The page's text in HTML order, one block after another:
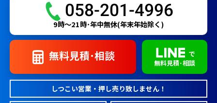
058-201-4996
9時〜21時･年中無休(年末年始除く)
無料見積･相談
で
無料見積･相談
しつこい営業・押し売り致しません！